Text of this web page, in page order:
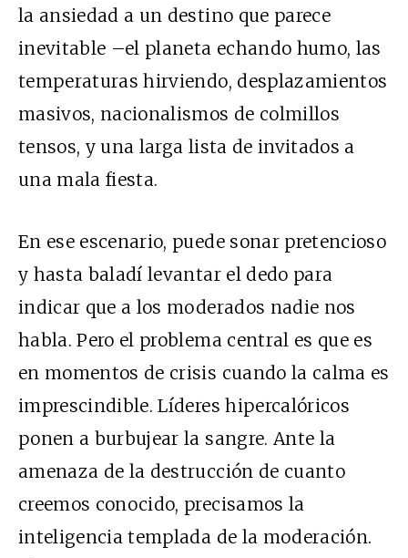
la ansiedad a un destino que parece
inevitable –el planeta echando humo, las
temperaturas hirviendo, desplazamientos
masivos, nacionalismos de colmillos
tensos, y una larga lista de invitados a
una mala fiesta.
En ese escenario, puede sonar pretencioso
y hasta baladí levantar el dedo para
indicar que a los moderados nadie nos
habla. Pero el problema central es que es
en momentos de crisis cuando la calma es
imprescindible. Líderes hipercalóricos
ponen a burbujear la sangre. Ante la
amenaza de la destrucción de cuanto
creemos conocido, precisamos la
inteligencia templada de la moderación.